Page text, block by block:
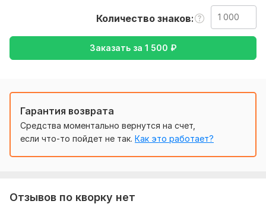
Количество знаков
Заказать за 1 500 ₽
Гарантия возврата
Средства моментально вернутся на счет,
если что-то пойдет не так. Как это работает?
Отзывов по кворку нет